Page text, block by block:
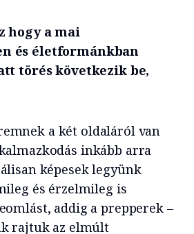
hogy a mai
és életformánkban
törés következik be,
a két oldaláról van
inkább arra
képesek legyünk
és érzelmileg is
addig a prepperek –
rajtuk az elmúlt